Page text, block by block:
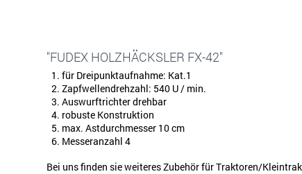
"FUDEX HOLZHÄCKSLER FX-42"
für Dreipunktaufnahme: Kat.1
Zapfwellendrehzahl: 540 U / min.
Auswurftrichter drehbar
robuste Konstruktion
max. Astdurchmesser 10 cm
Messeranzahl 4
Bei uns finden sie weiteres Zubehör für Traktoren/